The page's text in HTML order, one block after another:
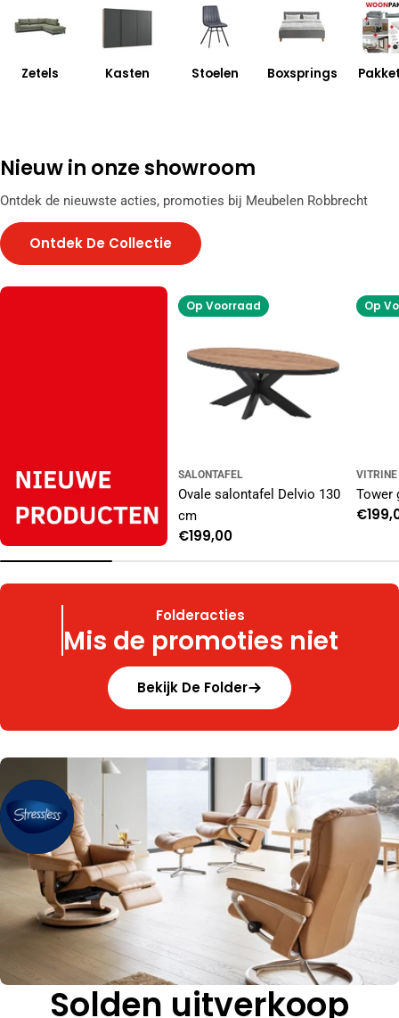
Zetels Kasten Stoelen Boxsprings
Nieuw in onze showroom
Ontdek de nieuwste acties, promoties bij Meubelen Robbrecht
Ontdek De Collectie
Op Voorraad
SALONTAFEL
Ovale salontafel Delvio 130
cm
Normale
€199,00
Op
VITRINE
Tower
Folderacties
Mis de promoties niet
Bekijk De Folder
Solden uitverkoop